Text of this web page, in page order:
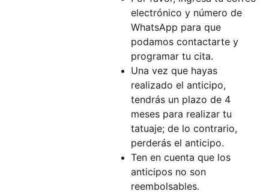
electrónico y número de
WhatsApp para que
podamos contactarte y
programar tu cita.
Una vez que hayas
realizado el anticipo,
tendrás un plazo de 4
meses para realizar tu
tatuaje; de lo contrario,
perderás el anticipo.
Ten en cuenta que los
anticipos no son
reembolsables.